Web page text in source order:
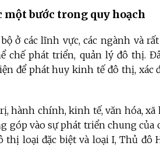
bước trong quy hoạch
ở các lĩnh vực, các ngành và
chế phát triển, quản lý đô thị.
để phát huy kinh tế đô thị,
hành chính, kinh tế, văn hóa, xã
góp vào sự phát triển chung của
loại đặc biệt và loại I, Thủ đô